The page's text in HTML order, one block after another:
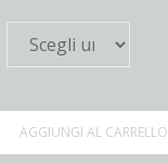
AGGIUNGI AL CARRELLO